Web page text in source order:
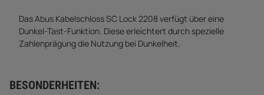
Das Abus Kabelschloss SC Lock 2208 verfügt über eine
Dunkel-Tast-Funktion. Diese erleichtert durch spezielle
Zahlenprägung die Nutzung bei Dunkelheit.
BESONDERHEITEN: